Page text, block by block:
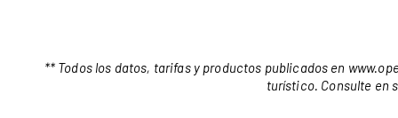
** Todos los datos, tarifas y productos publicados en
turístico. Consulte en